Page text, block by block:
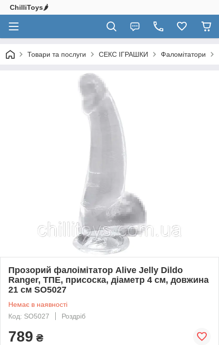
ChilliToys🌶️
Товари та послуги СЕКС ІГРАШКИ Фаломітатори
Прозорий фалоімітатор Alive Jelly Dildo
Ranger, ТПЕ, присоска, діаметр 4 см, довжина
21 см SO5027
Немає в наявності
Код: SO5027
Роздріб
789 ₴